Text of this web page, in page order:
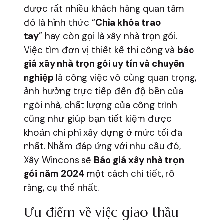
được rất nhiều khách hàng quan tâm
đó là hình thức “Chìa khóa trao
tay” hay còn gọi là xây nhà trọn gói.
Việc tìm đơn vị thiết kế thi công và báo
giá xây nhà trọn gói uy tín và chuyên
nghiệp là công việc vô cùng quan trọng,
ảnh hưởng trực tiếp đến độ bền của
ngôi nhà, chất lượng của công trình
cũng như giúp bạn tiết kiệm được
khoản chi phí xây dựng ở mức tối đa
nhất. Nhằm đáp ứng với nhu cầu đó,
Xây Wincons sẽ Báo giá xây nhà trọn
gói năm 2024 một cách chi tiết, rõ
ràng, cụ thể nhất.
Ưu điểm về việc giao thầu